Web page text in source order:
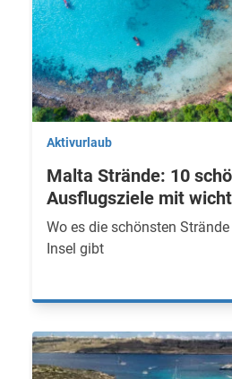
Aktivurlaub
Malta Strände: 10
Ausflugsziele mit
Wo es die schönsten
Insel gibt